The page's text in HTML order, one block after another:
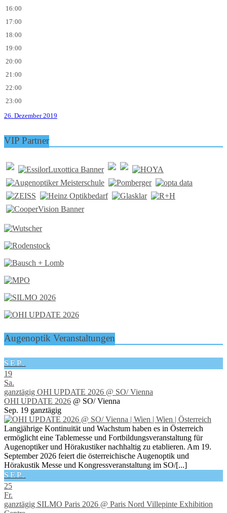
16:00
17:00
18:00
19:00
20:00
21:00
22:00
23:00
26. Dezember 2019
VIP Partner
Augenoptik Veranstaltungen
SEP.
19
Sa.
ganztägig OHI UPDATE 2026 @ SO/ Vienna
OHI UPDATE 2026 @ SO/ Vienna
Sep. 19 ganztägig
Langjährige Kontinuität und Wachstum haben es in Österreich
ermöglicht eine Tablemesse und Fortbildungsveranstaltung für
Augenoptiker und Hörakustiker nachhaltig zu etablieren. Am 19.
September 2026 feiert die österreichische Augenoptik und
Hörakustik Messe und Kongressveranstaltung im SO/[...]
SEP.
25
Fr.
ganztägig SILMO Paris 2026 @ Paris Nord Villepinte Exhibition